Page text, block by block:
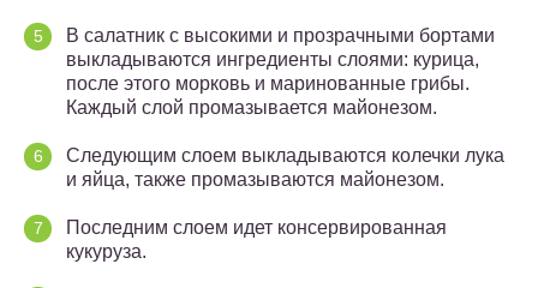
В салатник с высокими и прозрачными бортами
выкладываются ингредиенты слоями: курица,
после этого морковь и маринованные грибы.
Каждый слой промазывается майонезом.
Следующим слоем выкладываются колечки лука
и яйца, также промазываются майонезом.
Последним слоем идет консервированная
кукуруза.